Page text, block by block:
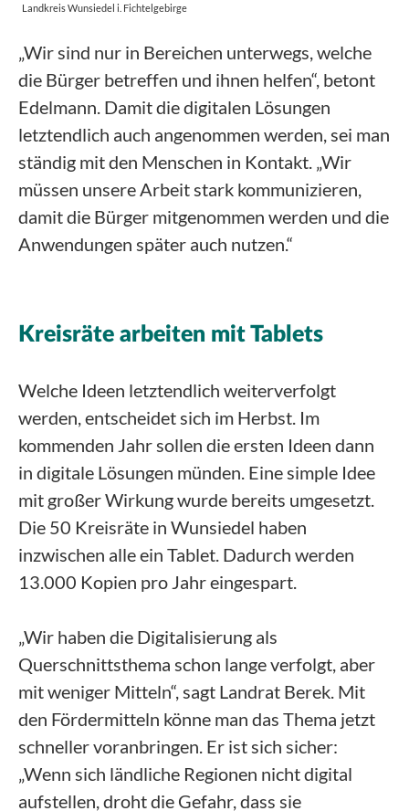
Landkreis Wunsiedel i. Fichtelgebirge
„Wir sind nur in Bereichen unterwegs, welche
die Bürger betreffen und ihnen helfen“, betont
Edelmann. Damit die digitalen Lösungen
letztendlich auch angenommen werden, sei man
ständig mit den Menschen in Kontakt. „Wir
müssen unsere Arbeit stark kommunizieren,
damit die Bürger mitgenommen werden und die
Anwendungen später auch nutzen.“
Kreisräte arbeiten mit Tablets
Welche Ideen letztendlich weiterverfolgt
werden, entscheidet sich im Herbst. Im
kommenden Jahr sollen die ersten Ideen dann
in digitale Lösungen münden. Eine simple Idee
mit großer Wirkung wurde bereits umgesetzt.
Die 50 Kreisräte in Wunsiedel haben
inzwischen alle ein Tablet. Dadurch werden
13.000 Kopien pro Jahr eingespart.
„Wir haben die Digitalisierung als
Querschnittsthema schon lange verfolgt, aber
mit weniger Mitteln“, sagt Landrat Berek. Mit
den Fördermitteln könne man das Thema jetzt
schneller voranbringen. Er ist sich sicher:
„Wenn sich ländliche Regionen nicht digital
aufstellen, droht die Gefahr, dass sie